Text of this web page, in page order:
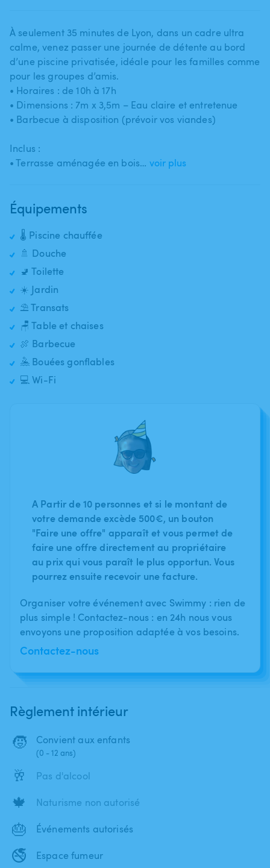
À seulement 35 minutes de Lyon​,​ dans un cadre ultra
calme​,​ venez passer une journée de détente au bord
d’une piscine privatisée​,​ idéale pour les familles comme
pour les groupes d’amis.
• Horaires : de 10h à 17h
• Dimensions : 7m x 3​,​5m – Eau claire et entretenue
• Barbecue à disposition (prévoir vos viandes)
Inclus :
• Terrasse aménagée en bois… voir plus
Équipements
🌡️ Piscine chauffée
🚿 Douche
🚽 Toilette
☀️ Jardin
⛱️ Transats
🪑 Table et chaises
🍖 Barbecue
🤽 Bouées gonflables
💻 Wi-Fi
A Partir de 10 personnes et si le montant de
votre demande excède 500€, un bouton
"Faire une offre" apparaît et vous permet de
faire une offre directement au propriétaire
au prix qui vous paraît le plus opportun. Vous
pourrez ensuite recevoir une facture.
Organiser votre événement avec Swimmy : rien de
plus simple ! Contactez-nous : en 24h nous vous
envoyons une proposition adaptée à vos besoins.
Contactez-nous
Règlement intérieur
🧒 Convient aux enfants
(0 - 12 ans)
🥂 Pas d'alcool
🍁 Naturisme non autorisé
🎂 Événements autorisés
🚭 Espace fumeur